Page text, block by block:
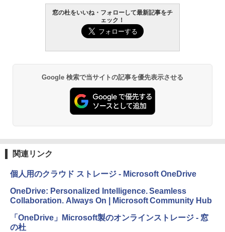
窓の杜をいいね・フォローして最新記事をチ
ェック！
Google 検索で当サイトの記事を優先表示させる
関連リンク
個人用のクラウド ストレージ - Microsoft OneDrive
OneDrive: Personalized Intelligence. Seamless
Collaboration. Always On | Microsoft Community Hub
「OneDrive」Microsoft製のオンラインストレージ - 窓
の杜